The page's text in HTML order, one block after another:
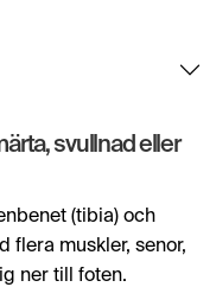
svullnad eller
(tibia) och
flera muskler, senor,
ner till foten.